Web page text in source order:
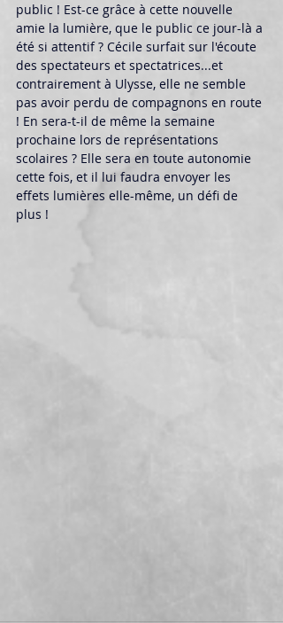
public ! Est-ce grâce à cette nouvelle
amie la lumière, que le public ce jour-là a
été si attentif ? Cécile surfait sur l'écoute
des spectateurs et spectatrices...et
contrairement à Ulysse, elle ne semble
pas avoir perdu de compagnons en route
! En sera-t-il de même la semaine
prochaine lors de représentations
scolaires ? Elle sera en toute autonomie
cette fois, et il lui faudra envoyer les
effets lumières elle-même, un défi de
plus !